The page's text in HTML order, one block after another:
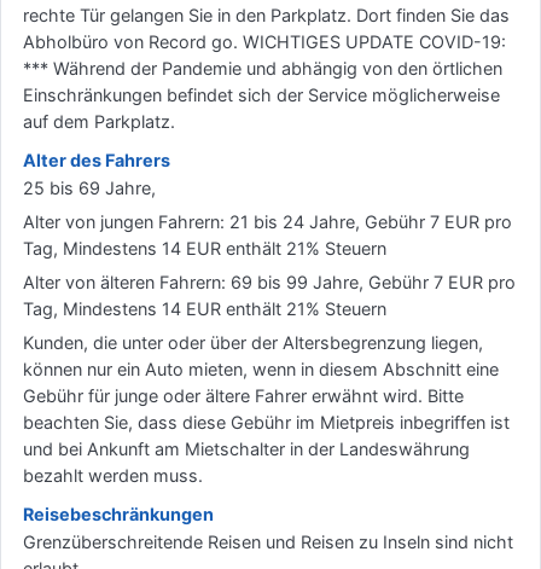
rechte Tür gelangen Sie in den Parkplatz. Dort finden Sie das
Abholbüro von Record go. WICHTIGES UPDATE COVID-19:
*** Während der Pandemie und abhängig von den örtlichen
Einschränkungen befindet sich der Service möglicherweise
auf dem Parkplatz.
Alter des Fahrers
25 bis 69 Jahre,
Alter von jungen Fahrern: 21 bis 24 Jahre, Gebühr 7 EUR pro
Tag, Mindestens 14 EUR enthält 21% Steuern
Alter von älteren Fahrern: 69 bis 99 Jahre, Gebühr 7 EUR pro
Tag, Mindestens 14 EUR enthält 21% Steuern
Kunden, die unter oder über der Altersbegrenzung liegen,
können nur ein Auto mieten, wenn in diesem Abschnitt eine
Gebühr für junge oder ältere Fahrer erwähnt wird. Bitte
beachten Sie, dass diese Gebühr im Mietpreis inbegriffen ist
und bei Ankunft am Mietschalter in der Landeswährung
bezahlt werden muss.
Reisebeschränkungen
Grenzüberschreitende Reisen und Reisen zu Inseln sind nicht